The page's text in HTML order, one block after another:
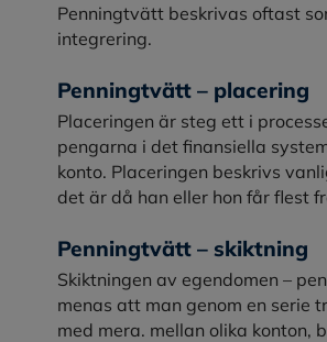
Penningtvätt beskrivas oftast
integrering.
Penningtvätt – placering
Placeringen är steg ett i
pengarna i det finansiella
konto. Placeringen beskrivs
det är då han eller hon får flest
Penningtvätt – skiktning
Skiktningen av egendomen –
menas att man genom en serie
med mera. mellan olika konton,